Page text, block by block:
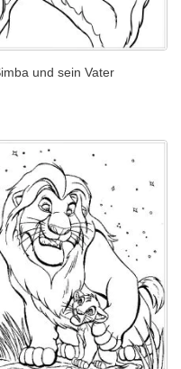
und sein Vater